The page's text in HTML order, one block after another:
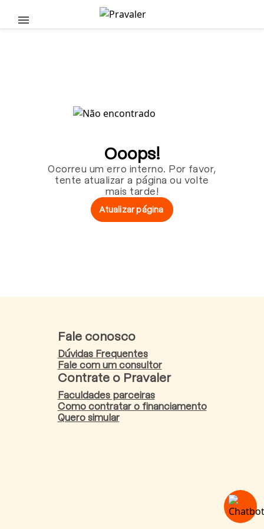
Pular para o conteúdo principal
Ooops!
Ocorreu um erro interno. Por favor,
tente atualizar a página ou volte
mais tarde!
Atualizar página
Fale conosco
Dúvidas Frequentes
Fale com um consultor
Contrate o Pravaler
Faculdades parceiras
Como contratar o financiamento
Quero simular